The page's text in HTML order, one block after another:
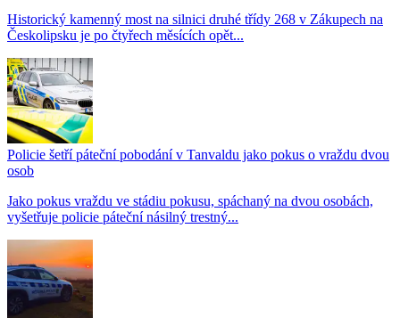
Historický kamenný most na silnici druhé třídy 268 v Zákupech na
Českolipsku je po čtyřech měsících opět...
Policie šetří páteční pobodání v Tanvaldu jako pokus o vraždu dvou
osob
Jako pokus vraždu ve stádiu pokusu, spáchaný na dvou osobách,
vyšetřuje policie páteční násilný trestný...